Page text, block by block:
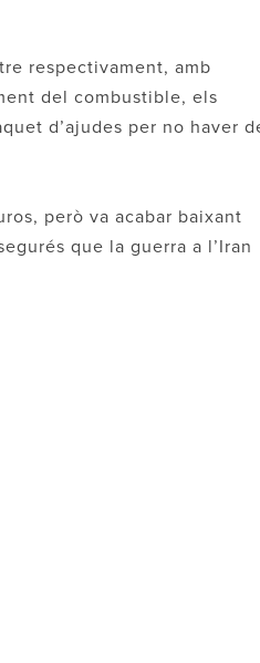
respectivament, amb
del combustible, els
d’ajudes per no haver
però va acabar baixant
que la guerra a l’Iran